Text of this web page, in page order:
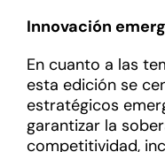
Innovación
En cuanto a las
esta edición se
estratégicos
garantizar la
competitividad,